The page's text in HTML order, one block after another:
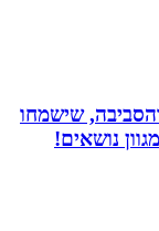
שישמחו